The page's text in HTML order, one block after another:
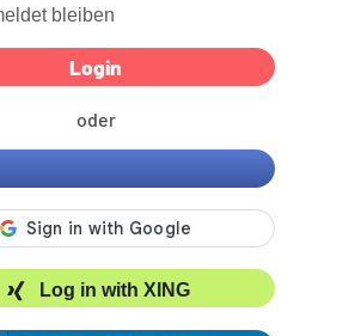
bleiben
oder
Log in with XING